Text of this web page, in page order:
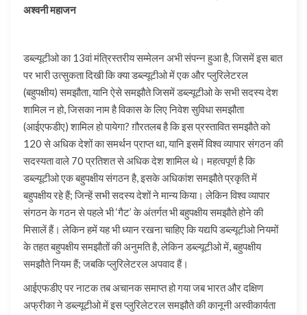
अश्वनी महाजन
डब्ल्यूटीओ का 13वां मंत्रिस्तरीय सम्मेलन अभी संपन्न हुआ है, जिसमें इस बात
पर भारी उत्सुकता दिखी कि क्या डब्ल्यूटीओ में एक और प्लुरिलेटरल
(बहुपक्षीय) समझौता, यानि ऐसे समझौते जिसमें डब्ल्यूटीओ के सभी सदस्य देश
शामिल न हो, जिसका नाम है विकास के लिए निवेश सुविधा समझौता
(आईएफडीए) शामिल हो पायेगा? ग़ौरतलब है कि इस प्रस्तावित समझौते को
120 से अधिक देशों का समर्थन प्राप्त था, यानि इसमें विश्व व्यापार संगठन की
सदस्यता वाले 70 प्रतिशत से अधिक देश शामिल थे। महत्वपूर्ण है कि
डब्ल्यूटीओ एक बहुपक्षीय संगठन है, इसके अधिकांश समझौते प्रकृति में
बहुपक्षीय रहे हैं; जिन्हें सभी सदस्य देशों ने मान्य किया। लेकिन विश्व व्यापार
संगठन के गठन से पहले भी ‘गैट’ के अंतर्गत भी बहुपक्षीय समझौते होने की
मिसालें हैं। लेकिन हमें यह भी ध्यान रखना चाहिए कि यद्यपि डब्ल्यूटीओ नियमों
के तहत बहुपक्षीय समझौतों की अनुमति है, लेकिन डब्ल्यूटीओ में, बहुपक्षीय
समझौते नियम हैं; जबकि प्लुरिलेटरल अपवाद हैं।
आईएफडीए पर नाटक तब अचानक समाप्त हो गया जब भारत और दक्षिण
अफ्रीका ने डब्ल्यूटीओ में इस प्लुरिलेटरल समझौते की कानूनी अस्वीकार्यता